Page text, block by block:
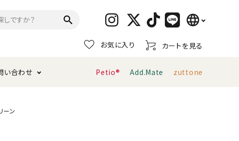
search language
日本語
English
お気に入り カートを見る
い合わせ Petio® Add.Mate zuttone
ーン